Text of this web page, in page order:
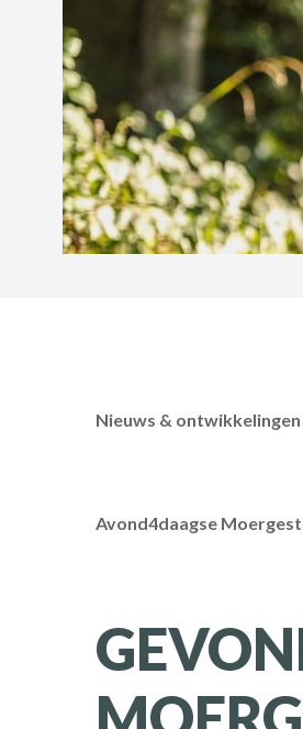
Nieuws & ontwikkelingen
Avond4daagse